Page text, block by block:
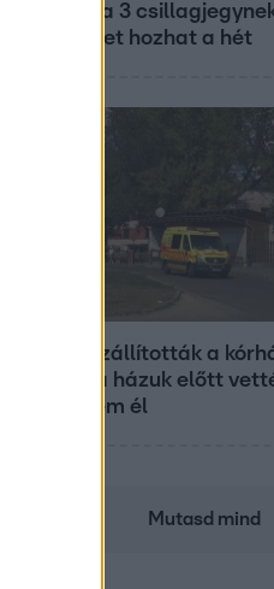
Ennek a 3
sikereket hozhat a hét
Hazaszállították a
nénit, a házuk előtt
már nem él
Mutasd mind